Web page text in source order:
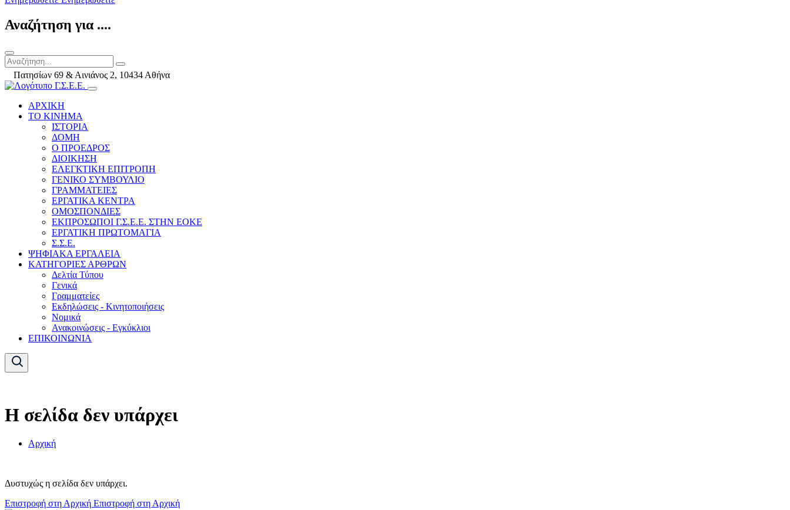
Αναζήτηση για ....
Πατησίων 69 & Αινιάνος 2, 10434 Αθήνα
ΑΡΧΙΚΗ
ΤΟ ΚΙΝΗΜΑ
ΙΣΤΟΡΙΑ
ΔΟΜΗ
Ο ΠΡΟΕΔΡΟΣ
ΔΙΟΙΚΗΣΗ
ΕΛΕΓΚΤΙΚΗ ΕΠΙΤΡΟΠΗ
ΓΕΝΙΚΟ ΣΥΜΒΟΥΛΙΟ
ΓΡΑΜΜΑΤΕΙΕΣ
ΕΡΓΑΤΙΚΑ ΚΕΝΤΡΑ
ΟΜΟΣΠΟΝΔΙΕΣ
ΕΚΠΡΟΣΩΠΟΙ Γ.Σ.Ε.Ε. ΣΤΗΝ ΕΟΚΕ
ΕΡΓΑΤΙΚΗ ΠΡΩΤΟΜΑΓΙΑ
Σ.Σ.Ε.
ΨΗΦΙΑΚΑ ΕΡΓΑΛΕΙΑ
ΚΑΤΗΓΟΡΙΕΣ ΑΡΘΡΩΝ
Δελτία Τύπου
Γενικά
Γραμματείες
Εκδηλώσεις - Κινητοποιήσεις
Νομικά
Ανακοινώσεις - Εγκύκλιοι
ΕΠΙΚΟΙΝΩΝΙΑ
Η σελίδα δεν υπάρχει
Αρχική
Δυστυχώς η σελίδα δεν υπάρχει.
Επιστροφή στη Αρχική Επιστροφή στη Αρχική